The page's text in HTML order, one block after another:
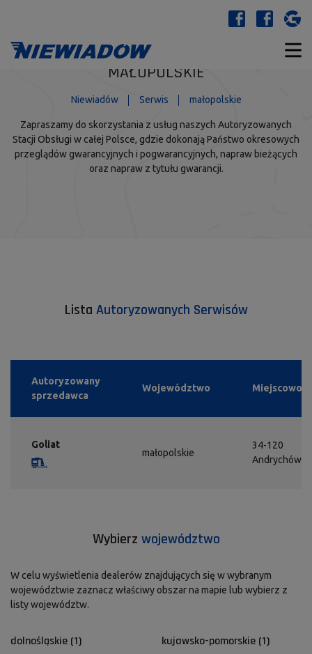
MAŁOPOLSKIE
Niewiadów Serwis małopolskie
Zapraszamy do skorzystania z usług naszych Autoryzowanych
Stacji Obsługi w całej Polsce, gdzie dokonają Państwo okresowych
przeglądów gwarancyjnych i pogwarancyjnych, napraw bieżących
oraz napraw z tytułu gwarancji.
Lista Autoryzowanych Serwisów
Autoryzowany
sprzedawca
Województwo Miejscowość
Goliat
małopolskie
34-120
Andrychów
Wybierz województwo
W celu wyświetlenia dealerów znajdujących się w wybranym
województwie zaznacz właściwy obszar na mapie lub wybierz z
listy województw.
dolnośląskie (1)
kujawsko-pomorskie (1)